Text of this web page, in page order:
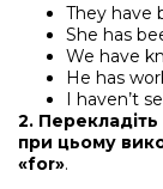
They have
She has
We have
He has
I haven’t
2. Перекладіть
при цьому
«for».